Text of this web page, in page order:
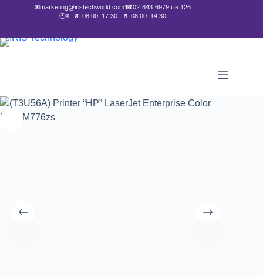
✉marketing@iristechworld.com☎02-843-6979 ต่อ 126
🕘จ.–ศ. 08:00–17:30 · ส. 08:00–14:30